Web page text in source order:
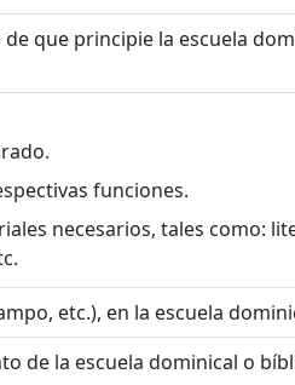
que principie la escuela
funciones.
necesarios, tales como:
etc.), en la escuela
de la escuela dominical o